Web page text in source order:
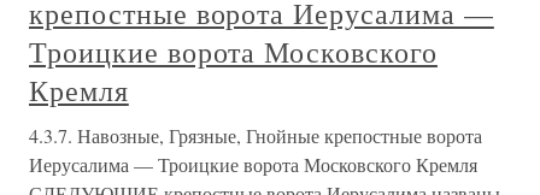
крепостные ворота Иерусалима —
Троицкие ворота Московского
Кремля
4.3.7. Навозные, Грязные, Гнойные крепостные ворота
Иерусалима — Троицкие ворота Московского Кремля